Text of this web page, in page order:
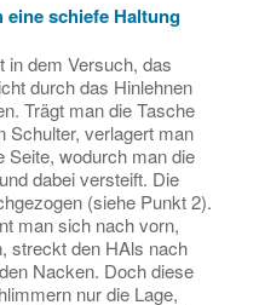
schiefe Haltung
in dem Versuch, das
durch das Hinlehnen
Trägt man die Tasche
Schulter, verlagert man
Seite, wodurch man die
dabei versteift. Die
(siehe Punkt 2).
man sich nach vorn,
streckt den HAls nach
Nacken. Doch diese
nur die Lage,